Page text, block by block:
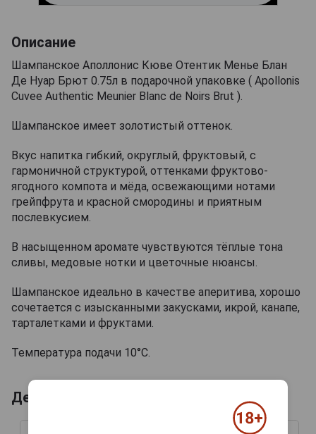
Описание
Шампанское Аполлонис Кюве Отентик Менье Блан
Де Нуар Брют 0.75л в подарочной упаковке ( Apollonis
Cuvee Authentic Meunier Blanc de Noirs Brut ).
Шампанское имеет золотистый оттенок.
Вкус напитка гибкий, округлый, фруктовый, с
гармоничной структурой, оттенками фруктово-
ягодного компота и мёда, освежающими нотами
грейпфрута и красной смородины и приятным
послевкусием.
В насыщенном аромате чувствуются тёплые тона
сливы, медовые нотки и цветочные нюансы.
Шампанское идеально в качестве аперитива, хорошо
сочетается с изысканными закусками, икрой, канапе,
тарталетками и фруктами.
Температура подачи 10°С.
Деревянные ящики